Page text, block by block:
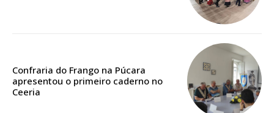
Confraria do Frango na Púcara
apresentou o primeiro caderno no
Ceeria